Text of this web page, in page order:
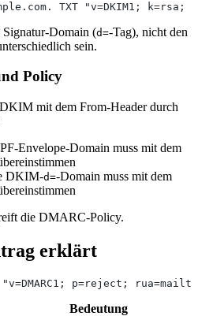
TXT "v=DKIM1; k=rsa;
Domain (d=-Tag), nicht den
sein.
Policy
mit dem From-Header durch
Envelope-Domain muss mit dem
DKIM-d=-Domain muss mit dem
die DMARC-Policy.
erklärt
"v=DMARC1; p=reject;
Bedeutung